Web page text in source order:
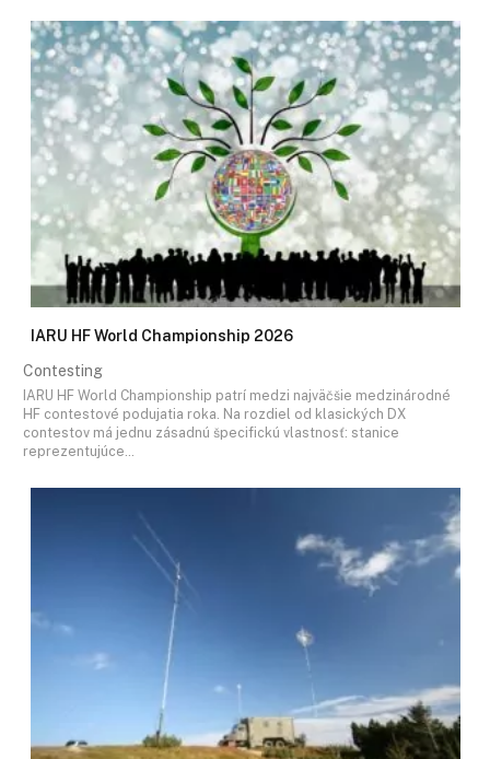
IARU HF World Championship 2026
Contesting
IARU HF World Championship patrí medzi najväčšie medzinárodné
HF contestové podujatia roka. Na rozdiel od klasických DX
contestov má jednu zásadnú špecifickú vlastnosť: stanice
reprezentujúce…